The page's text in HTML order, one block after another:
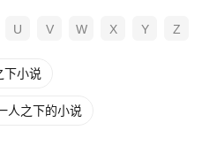
U V W X Y Z
下小说
人之下的小说